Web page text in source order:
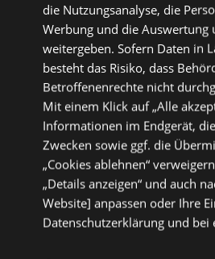
die Nutzungsanalyse, die
Werbung und die Auswertung
weitergeben. Sofern Daten in
besteht das Risiko, dass
Betroffenenrechte nicht
Mit einem Klick auf „Alle
Informationen im Endgerät,
Zwecken sowie ggf. die
„Cookies ablehnen“
„Details anzeigen“ und auch
Website] anpassen oder Ihre
Datenschutzerklärung und bei